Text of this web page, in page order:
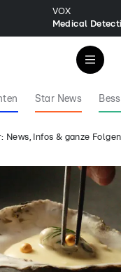
VOX
Star News
News, Infos & ganze